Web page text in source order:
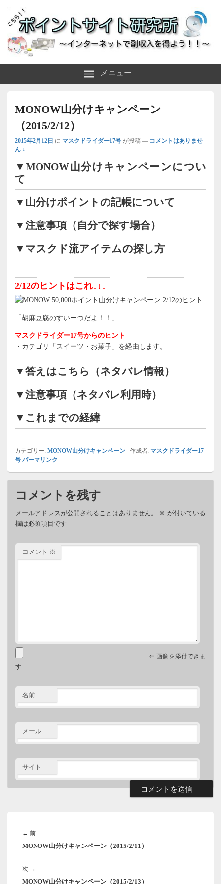
ポイントサイト研究所
メニュー
MONOW山分けキャンペーン
（2015/2/12）
2015年2月12日 に マスクドライダー17号 が投稿 — コメントはありませ
ん ↓
▼MONOW山分けキャンペーンについ
て
▼山分けポイントの記帳について
▼注意事項（自分で探す場合）
▼マスクド流アイテムの探し方
2/12のヒントはこれ↓↓↓
「胡麻豆腐のすいーつだよ！！」
マスクドライダー17号からのヒント
・カテゴリ「スイーツ・お菓子」を経由します。
▼答えはこちら（ネタバレ情報）
▼注意事項（ネタバレ利用時）
▼これまでの経緯
カテゴリー: MONOW山分けキャンペーン 作成者: マスクドライダー17
号 パーマリンク
コメントを残す
メールアドレスが公開されることはありません。 ※ が付いている
欄は必須項目です
コメント ※
⇐ 画像を添付できま
す
名前
メール
サイト
ビ
ー
シ
← 前前
の
MONOW山分けキャンペーン（2015/2/11）
次 →
の
MONOW山分けキャンペーン（2015/2/13）